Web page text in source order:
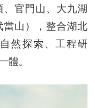
官門山、大九湖
當山），整合湖北
然探索、工程研
體。